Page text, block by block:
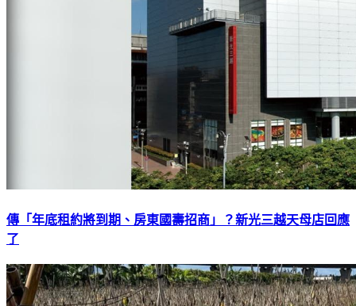
傳「年底租約將到期、房東國壽招商」？新光三越天母店回應
了